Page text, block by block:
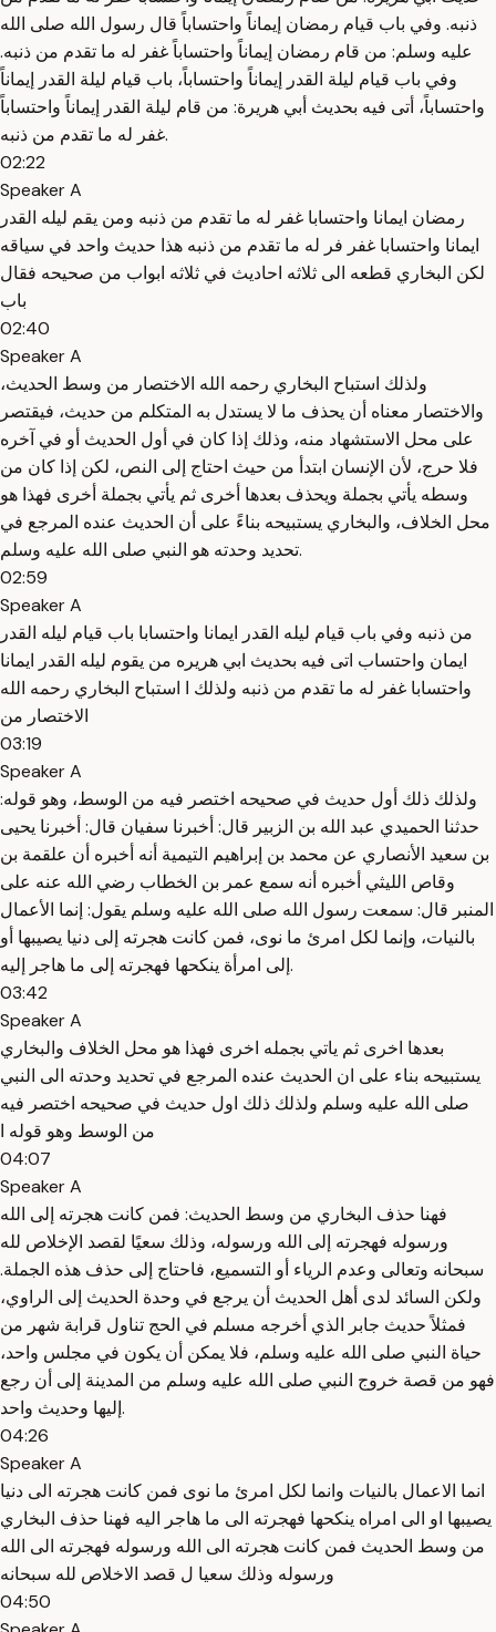
ذنبه. وفي باب قيام رمضان إيماناً واحتساباً قال رسول الله صلى الله
عليه وسلم: من قام رمضان إيماناً واحتساباً غفر له ما تقدم من ذنبه.
وفي باب قيام ليلة القدر إيماناً واحتساباً، باب قيام ليلة القدر إيماناً
واحتساباً، أتى فيه بحديث أبي هريرة: من قام ليلة القدر إيماناً واحتساباً
غفر له ما تقدم من ذنبه.
02:22
Speaker A
رمضان ايمانا واحتسابا غفر له ما تقدم من ذنبه ومن يقم ليله القدر
ايمانا واحتسابا غفر فر له ما تقدم من ذنبه هذا حديث واحد في سياقه
لكن البخاري قطعه الى ثلاثه احاديث في ثلاثه ابواب من صحيحه فقال
باب
02:40
Speaker A
ولذلك استباح البخاري رحمه الله الاختصار من وسط الحديث،
والاختصار معناه أن يحذف ما لا يستدل به المتكلم من حديث، فيقتصر
على محل الاستشهاد منه، وذلك إذا كان في أول الحديث أو في آخره
فلا حرج، لأن الإنسان ابتدأ من حيث احتاج إلى النص، لكن إذا كان من
وسطه يأتي بجملة ويحذف بعدها أخرى ثم يأتي بجملة أخرى فهذا هو
محل الخلاف، والبخاري يستبيحه بناءً على أن الحديث عنده المرجع في
تحديد وحدته هو النبي صلى الله عليه وسلم.
02:59
Speaker A
من ذنبه وفي باب قيام ليله القدر ايمانا واحتسابا باب قيام ليله القدر
ايمان واحتساب اتى فيه بحديث ابي هريره من يقوم ليله القدر ايمانا
واحتسابا غفر له ما تقدم من ذنبه ولذلك ا استباح البخاري رحمه الله
الاختصار من
03:19
Speaker A
ولذلك ذلك أول حديث في صحيحه اختصر فيه من الوسط، وهو قوله:
حدثنا الحميدي عبد الله بن الزبير قال: أخبرنا سفيان قال: أخبرنا يحيى
بن سعيد الأنصاري عن محمد بن إبراهيم التيمية أنه أخبره أن علقمة بن
وقاص الليثي أخبره أنه سمع عمر بن الخطاب رضي الله عنه على
المنبر قال: سمعت رسول الله صلى الله عليه وسلم يقول: إنما الأعمال
بالنيات، وإنما لكل امرئ ما نوى، فمن كانت هجرته إلى دنيا يصيبها أو
إلى امرأة ينكحها فهجرته إلى ما هاجر إليه.
03:42
Speaker A
بعدها اخرى ثم ياتي بجمله اخرى فهذا هو محل الخلاف والبخاري
يستبيحه بناء على ان الحديث عنده المرجع في تحديد وحدته الى النبي
صلى الله عليه وسلم ولذلك ذلك اول حديث في صحيحه اختصر فيه
من الوسط وهو قوله ا
04:07
Speaker A
فهنا حذف البخاري من وسط الحديث: فمن كانت هجرته إلى الله
ورسوله فهجرته إلى الله ورسوله، وذلك سعيًا لقصد الإخلاص لله
سبحانه وتعالى وعدم الرياء أو التسميع، فاحتاج إلى حذف هذه الجملة.
ولكن السائد لدى أهل الحديث أن يرجع في وحدة الحديث إلى الراوي،
فمثلاً حديث جابر الذي أخرجه مسلم في الحج تناول قرابة شهر من
حياة النبي صلى الله عليه وسلم، فلا يمكن أن يكون في مجلس واحد،
فهو من قصة خروج النبي صلى الله عليه وسلم من المدينة إلى أن رجع
إليها وحديث واحد.
04:26
Speaker A
انما الاعمال بالنيات وانما لكل امرئ ما نوى فمن كانت هجرته الى دنيا
يصيبها او الى امراه ينكحها فهجرته الى ما هاجر اليه فهنا حذف البخاري
من وسط الحديث فمن كانت هجرته الى الله ورسوله فهجرته الى الله
ورسوله وذلك سعيا ل قصد الاخلاص لله سبحانه
04:50